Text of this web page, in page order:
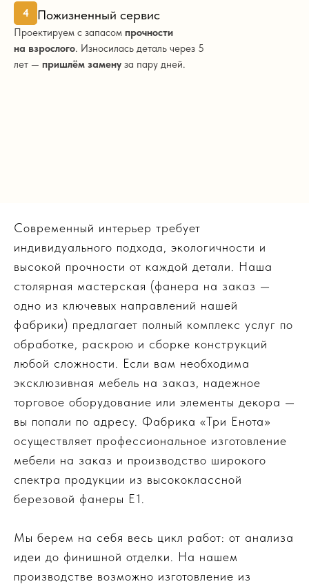
4
Пожизненный сервис
Проектируем с запасом прочности
на взрослого. Износилась деталь через 5
лет — пришлём замену за пару дней.
Современный интерьер требует
индивидуального подхода, экологичности и
высокой прочности от каждой детали. Наша
столярная мастерская (фанера на заказ —
одно из ключевых направлений нашей
фабрики) предлагает полный комплекс услуг по
обработке, раскрою и сборке конструкций
любой сложности. Если вам необходима
эксклюзивная мебель на заказ, надежное
торговое оборудование или элементы декора —
вы попали по адресу. Фабрика «Три Енота»
осуществляет профессиональное изготовление
мебели на заказ и производство широкого
спектра продукции из высококлассной
березовой фанеры Е1.
Мы берем на себя весь цикл работ: от анализа
идеи до финишной отделки. На нашем
производстве возможно изготовление из